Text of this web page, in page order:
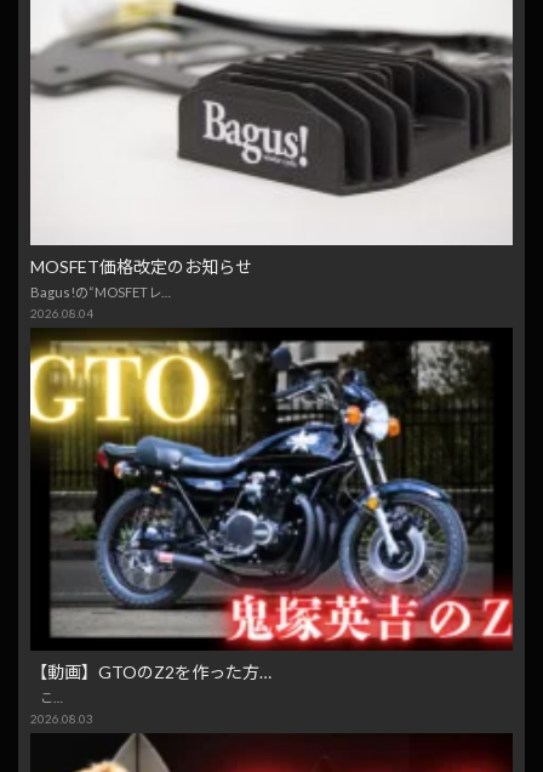
MOSFET価格改定のお知らせ
Bagus!の“MOSFETレ…
2026.08.04
【動画】GTOのZ2を作った方…
こ…
2026.08.03